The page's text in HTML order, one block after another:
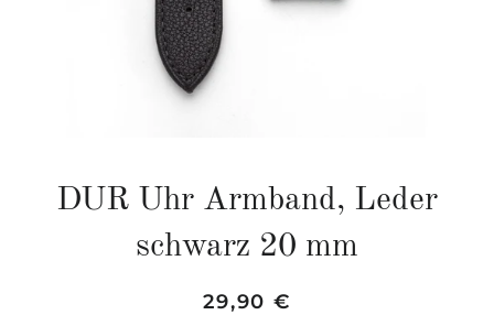
DUR Uhr Armband, Leder
schwarz 20 mm
Normaler
Sonderpreis
29,90 €